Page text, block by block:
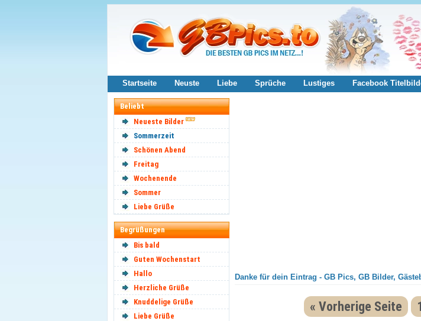
Startseite Neuste Liebe Sprüche Lustiges Facebook
Beliebt
Neueste Bilder
Sommerzeit
Schönen Abend
Freitag
Wochenende
Sommer
Liebe Grüße
Begrüßungen
Bis bald
Guten Wochenstart
Hallo
Herzliche Grüße
Knuddelige Grüße
Liebe Grüße
Danke für dein Eintrag - GB Pics, GB Bilder,
« Vorherige Seite 1